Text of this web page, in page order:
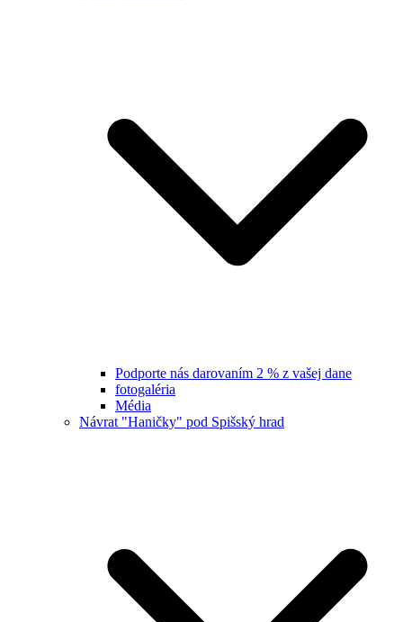
Podporte nás darovaním 2 % z vašej dane
fotogaléria
Média
Návrat "Haničky" pod Spišský hrad